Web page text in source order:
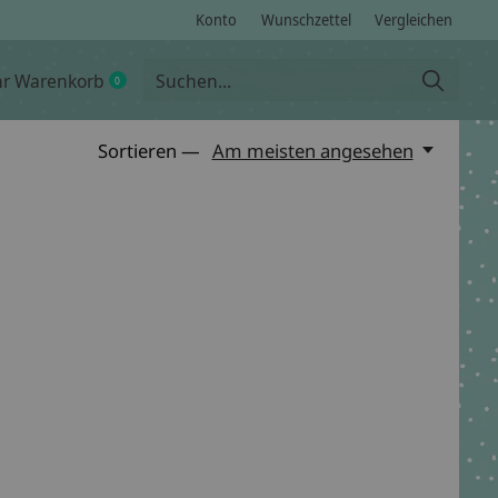
Konto Wunschzettel Vergleichen
Warenkorb 0items
Sortieren — Am meisten angesehen